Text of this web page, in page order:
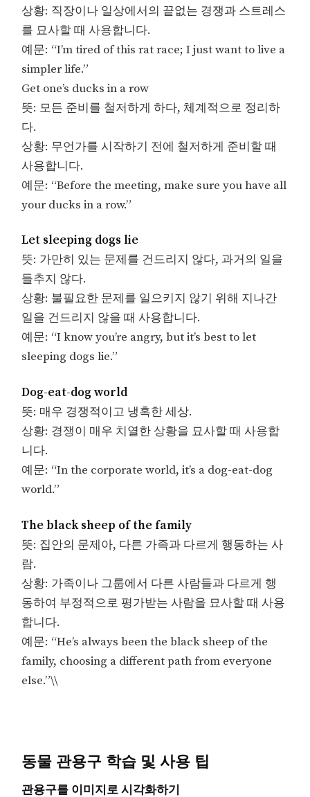
상황: 직장이나 일상에서의 끝없는 경쟁과 스트레스
를 묘사할 때 사용합니다.
예문: “I’m tired of this rat race; I just want to live a
simpler life.”
Get one’s ducks in a row
뜻: 모든 준비를 철저하게 하다, 체계적으로 정리하
다.
상황: 무언가를 시작하기 전에 철저하게 준비할 때
사용합니다.
예문: “Before the meeting, make sure you have all
your ducks in a row.”
Let sleeping dogs lie
뜻: 가만히 있는 문제를 건드리지 않다, 과거의 일을
들추지 않다.
상황: 불필요한 문제를 일으키지 않기 위해 지나간
일을 건드리지 않을 때 사용합니다.
예문: “I know you’re angry, but it’s best to let
sleeping dogs lie.”
Dog-eat-dog world
뜻: 매우 경쟁적이고 냉혹한 세상.
상황: 경쟁이 매우 치열한 상황을 묘사할 때 사용합
니다.
예문: “In the corporate world, it’s a dog-eat-dog
world.”
The black sheep of the family
뜻: 집안의 문제아, 다른 가족과 다르게 행동하는 사
람.
상황: 가족이나 그룹에서 다른 사람들과 다르게 행
동하여 부정적으로 평가받는 사람을 묘사할 때 사용
합니다.
예문: “He’s always been the black sheep of the
family, choosing a different path from everyone
else.”\\
동물 관용구 학습 및 사용 팁
관용구를 이미지로 시각화하기